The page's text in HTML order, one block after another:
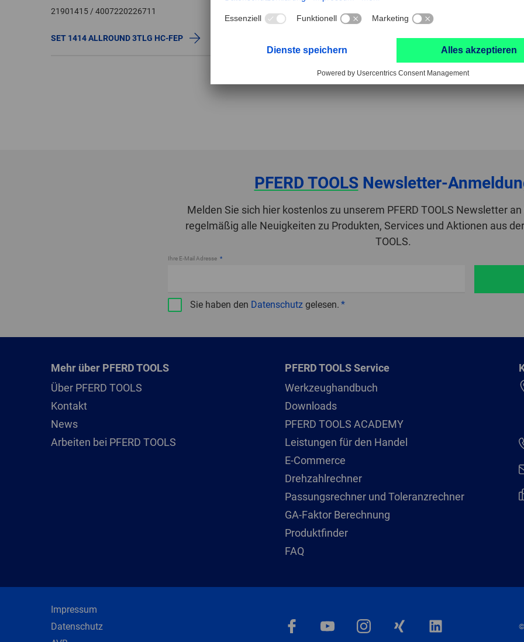
21901415 / 4007220226711
SET 1414 ALLROUND 3TLG HC-FEP
PFERD TOOLSNewsletter-
Melden Sie sich hier kostenlos zu unserem PFERD TOOLS Newsletter
regelmäßig alle Neuigkeiten zu Produkten, Services und Aktionen aus
TOOLS.
Ihre E-Mail Adresse
Sie haben den Datenschutz gelesen.
Mehr über PFERD TOOLS
Über PFERD TOOLS
Kontakt
News
Arbeiten bei PFERD TOOLS
PFERD TOOLS Service
Werkzeughandbuch
Downloads
PFERD TOOLS ACADEMY
Leistungen für den Handel
E-Commerce
Drehzahlrechner
Passungsrechner und Toleranzrechner
GA-Faktor Berechnung
Produktfinder
FAQ
Impressum
Datenschutz